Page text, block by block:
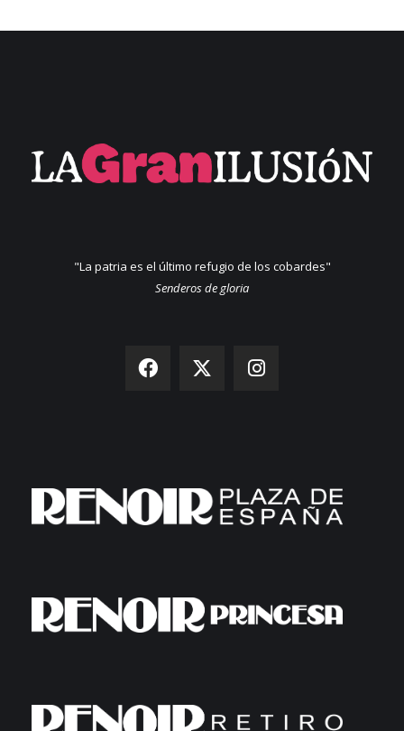
"La patria es el último refugio de los cobardes"
Senderos de gloria